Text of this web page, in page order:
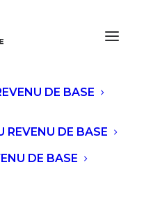
DE BASE
REVENU DE BASE
DE BASE